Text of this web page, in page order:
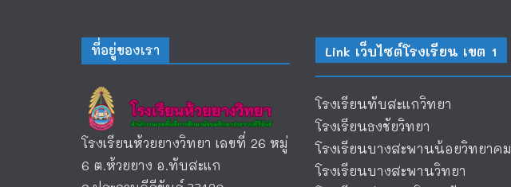
ที่อยู่ของเรา
โรงเรียนห้วยยางวิทยา เลขที่ 26 หมู่
6 ต.ห้วยยาง อ.ทับสะแก
Link เว็บไซต์โรงเรียน เขต 1
โรงเรียนทับสะแกวิทยา
โรงเรียนธงชัยวิทยา
โรงเรียนบางสะพานน้อยวิทยาคม
โรงเรียนบางสะพานวิทยา